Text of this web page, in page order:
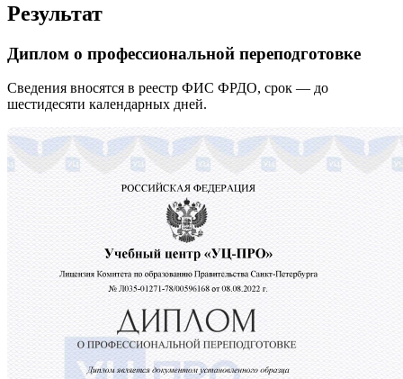
Результат
Диплом о профессиональной переподготовке
Сведения вносятся в реестр ФИС ФРДО, срок — до
шестидесяти календарных дней.